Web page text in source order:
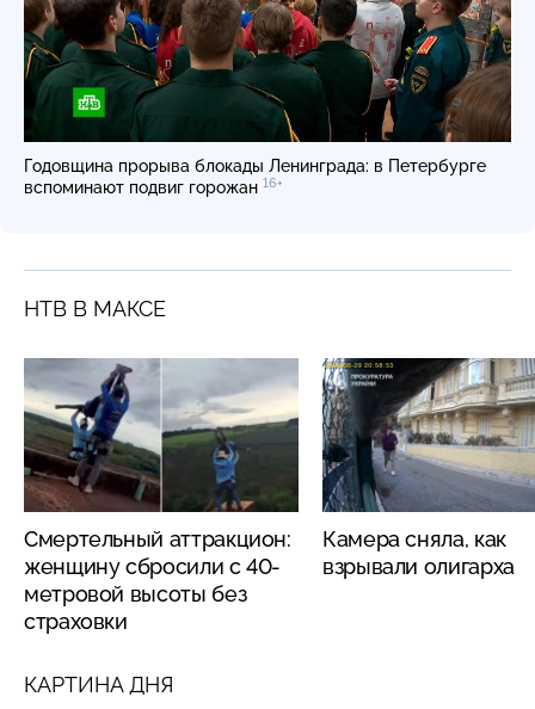
Годовщина прорыва блокады Ленинграда: в Петербурге
вспоминают подвиг горожан 16+
НТВ В МАКСЕ
Смертельный аттракцион:
женщину сбросили с 40-
метровой высоты без
страховки
Камера сняла, как
взрывали олигарха
КАРТИНА ДНЯ